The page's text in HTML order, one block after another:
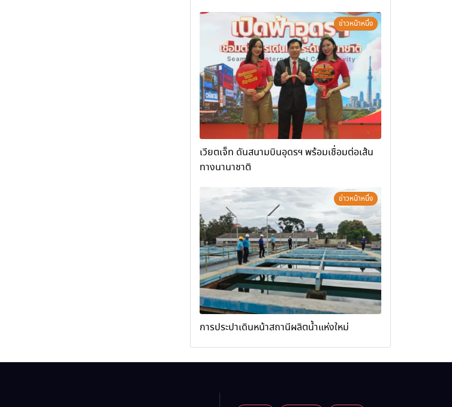
ข่าวหน้าหนึ่ง
เวียตเจ็ท ดันสนามบินอุดรฯ พร้อมเชื่อมต่อเส้น
ทางนานาชาติ
ข่าวหน้าหนึ่ง
การประปาเดินหน้าสถานีผลิตน้ำแห่งใหม่